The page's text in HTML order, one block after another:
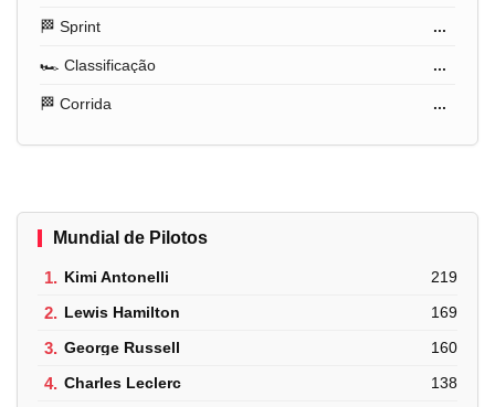
🏁 Sprint ...
🏎️ Classificação ...
🏁 Corrida ...
Mundial de Pilotos
1. Kimi Antonelli 219
2. Lewis Hamilton 169
3. George Russell 160
4. Charles Leclerc 138